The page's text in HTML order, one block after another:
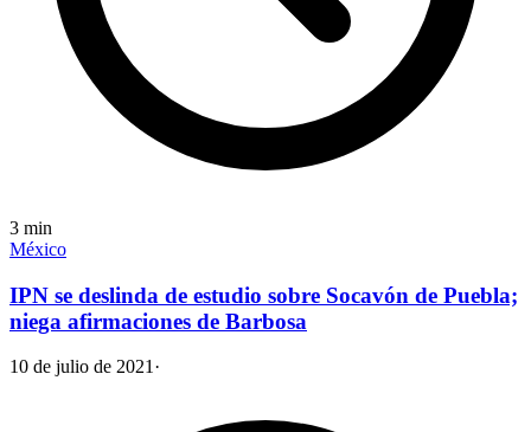
3 min
México
IPN se deslinda de estudio sobre Socavón de Puebla;
niega afirmaciones de Barbosa
10 de julio de 2021·